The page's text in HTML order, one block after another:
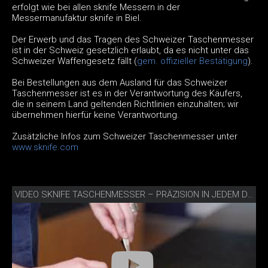
erfolgt wie bei allen sknife Messern in der
Messermanufaktur sknife in Biel.
Der Erwerb und das Tragen des Schweizer Taschenmesser
ist in der Schweiz gesetzlich erlaubt, da es nicht unter das
Schweizer Waffengesetz fällt (gem. offizieller Bestätigung).
Bei Bestellungen aus dem Ausland für das Schweizer
Taschenmesser ist es in der Verantwortung des Käufers,
die in seinem Land geltenden Richtlinien einzuhalten; wir
übernehmen hierfür keine Verantwortung.
Zusätzliche Infos zum Schweizer Taschenmesser unter
www.sknife.com